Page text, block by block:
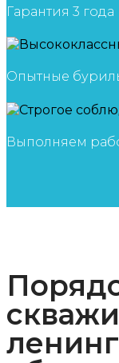
Гарантия 3 года
Опытные
Выполняем